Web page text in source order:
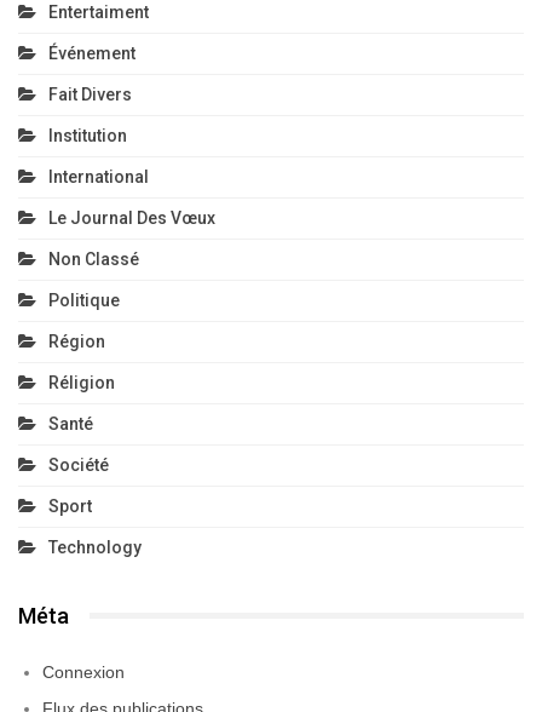
Entertaiment
Événement
Fait Divers
Institution
International
Le Journal Des Vœux
Non Classé
Politique
Région
Réligion
Santé
Société
Sport
Technology
Méta
Connexion
Flux des publications